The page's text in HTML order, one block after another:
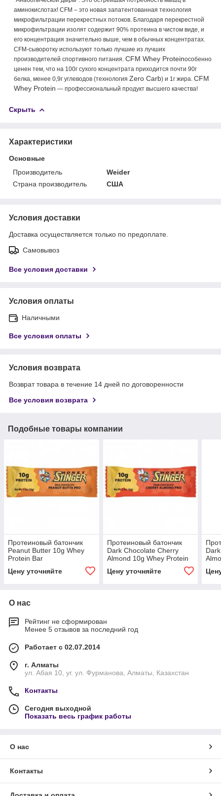
аминокислотах! CFM – это новая запатентованная технология
микрофильтрации перекрестных потоков. Благодаря перекрестной
микрофильтрации изолят содержит 90% протеина в чистом виде, и
его концентрация значительно выше, чем в обычных концентратах.
CFM-сыворотку используют только лучшие из лучших
производителей спортивного питания. CFM Whey Proteinособенно
ценен тем, что на 100г сухого концентрата приходится почти 90г
белка, менее 0,9г углеводов (технология Zero Carb) и 1г жира. CFM
Whey Protein ― профессиональный продукт высшего качества!
Скрыть
Характеристики
Основные
Производитель
Weider
Страна производитель
США
Условия доставки
Доставка осуществляется только по предоплате.
Самовывоз
Все условия доставки
Условия оплаты
Наличными
Все условия оплаты
Условия возврата
Возврат товара в течение 14 дней по договоренности
Все условия возврата
Подобные товары компании
Протеиновый батончик
Peanut Butter 10g Whey
Protein Bar
Цену уточняйте
Протеиновый батончик
Dark Chocolate Cherry
Almond 10g Whey Protein
Цену уточняйте
О нас
Рейтинг не сформирован
Менее 5 отзывов за последний год
Работает с 02.07.2014
г. Алматы
ул. Абая 10, уг. ул. Фурманова, Алматы, Казахстан
Контакты
Сегодня выходной
Показать весь график работы
О нас
Контакты